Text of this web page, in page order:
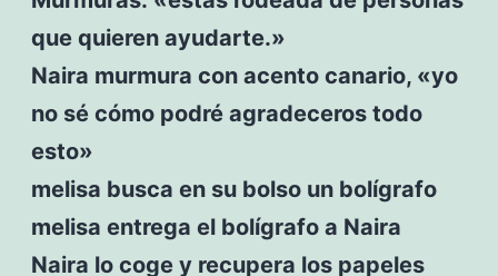
que quieren ayudarte.»
Naira murmura con acento canario, «yo
no sé cómo podré agradeceros todo
esto»
melisa busca en su bolso un bolígrafo
melisa entrega el bolígrafo a Naira
Naira lo coge y recupera los papeles